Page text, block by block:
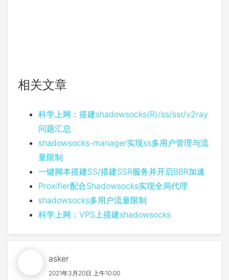
相关文章
科学上网：搭建shadowsocks(R)/ss/ssr/v2ray
问题汇总
shadowsocks-manager实现ss多用户管理与流
量限制
一键脚本搭建SS/搭建SSR服务并开启BBR加速
Proxifier配合Shadowsocks实现全局代理
shadowsocks多用户流量限制
科学上网：VPS上搭建shadowsocks
asker
2021年3月20日 上午10:00